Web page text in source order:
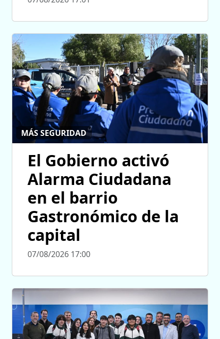
MÁS SEGURIDAD
El Gobierno activó
Alarma Ciudadana
en el barrio
Gastronómico de la
capital
07/08/2026 17:00